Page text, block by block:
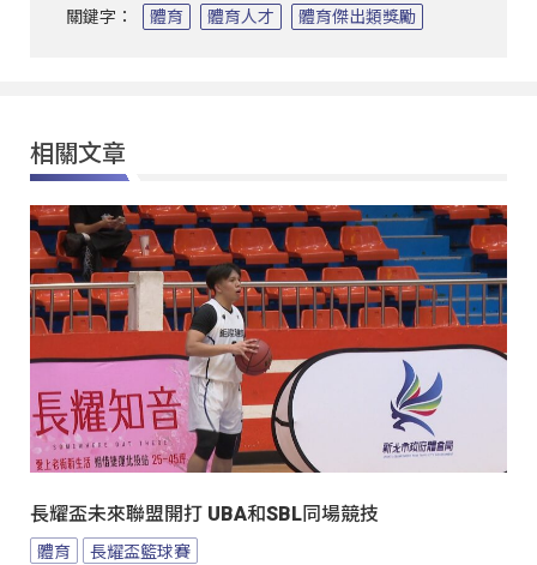
關鍵字： 體育 體育人才 體育傑出類獎勵
相關文章
長耀盃未來聯盟開打 UBA和SBL同場競技
體育 長耀盃籃球賽